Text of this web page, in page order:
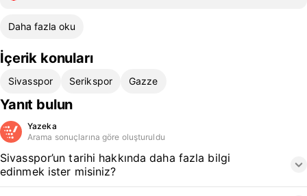
Daha fazla oku
İçerik konuları
Sivasspor Serikspor Gazze
Yanıt bulun
Yazeka
Arama sonuçlarına göre oluşturuldu
Sivasspor’un tarihi hakkında daha fazla bilgi
edinmek ister misiniz?